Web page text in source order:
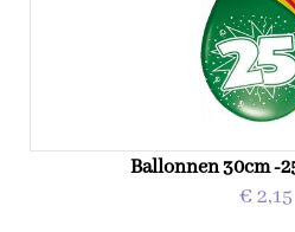
Ballonnen 30cm -
€ 2,15